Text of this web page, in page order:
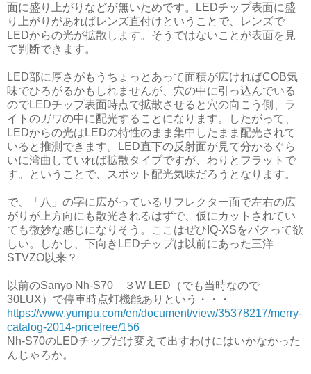
面に盛り上がりなどが無いためです。LEDチップ表面に盛
り上がりがあればレンズ直付けということで、レンズで
LEDからの光が拡散します。そうではないことが表面を見
て判断できます。
LED部に厚さがもうちょっとあって面積が広ければCOB気
味でひろがるかもしれませんが、穴の中に引っ込んでいる
のでLEDチップ表面時点で拡散させると穴の向こう側、ラ
イトのガワの中に配光することになります。したがって、
LEDからの光はLEDの特性のまま集中したまま配光されて
いると推測できます。LED直下の反射面が見て分かるぐら
いに湾曲していれば拡散タイプですが、わりとフラットで
す。ということで、スポット配光気味だろうとなります。
で、「八」の字に広がっているリフレクター面で左右の広
がりが上方向にも散光されるはずで、仮にカットされてい
ても微妙な感じになりそう。ここはぜひIQ-XSをパクって欲
しい。しかし、下向きLEDチップは以前にあった三洋
STVZO以来？
以前のSanyo Nh-S70 ３W LED（でも当時なので
30LUX）で停車時点灯機能ありという・・・
https://www.yumpu.com/en/document/view/35378217/merry-
catalog-2014-pricefree/156
Nh-S70のLEDチップだけ変えて出すわけにはいかなかった
んじゃろか。